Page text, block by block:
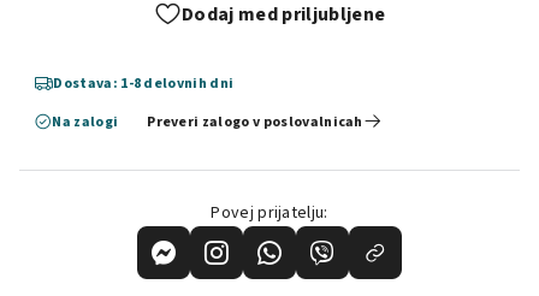
Dodaj med priljubljene
Dostava: 1-8 delovnih dni
Na zalogi
Preveri zalogo v poslovalnicah
Povej prijatelju: